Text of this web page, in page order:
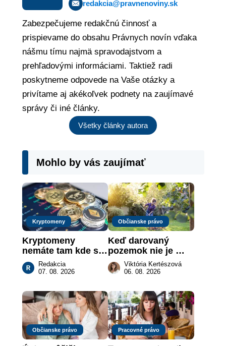
redakcia@pravnenoviny.sk
Zabezpečujeme redakčnú činnosť a
prispievame do obsahu Právnych novín vďaka
nášmu tímu najmä spravodajstvom a
prehľadovými informáciami. Taktiež radi
poskytneme odpovede na Vaše otázky a
privítame aj akékoľvek podnety na zaujímavé
správy či iné články.
Všetky články autora
Mohlo by vás zaujímať
Kryptomeny
Kryptomeny
nemáte tam kde si
myslíte: Viete, kde
sa naozaj
Redakcia
07. 08. 2026
Občianske právo
Keď darovaný
pozemok nie je
„hotová vec“: kedy
môže darca žiadať
Viktória Kertészová
06. 08. 2026
Občianske právo Pracovné právo